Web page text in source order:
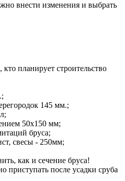
внести изменения и выбрать
планирует строительство
145 мм.;
50х150 мм;
бруса;
свесы - 250мм;
как и сечение бруса!
после усадки сруба